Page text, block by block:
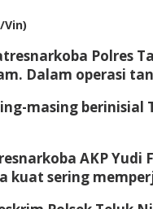
Polres
Dalam operasi
masing berinisial
AKP
kuat sering